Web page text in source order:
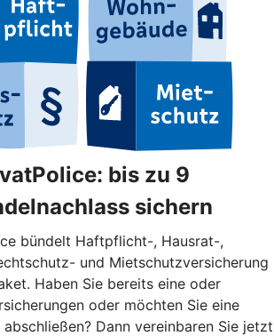
bis zu 9
sichern
bündelt Haftpflicht-, Hausrat-,
und Mietschutzversicherung
Haben Sie bereits eine oder
oder möchten Sie eine
abschließen? Dann vereinbaren Sie jetzt